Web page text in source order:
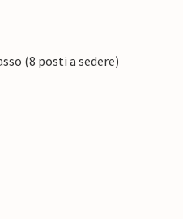
(8 posti a sedere)